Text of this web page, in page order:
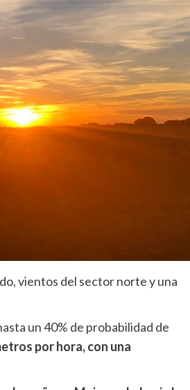
vientos del sector norte y una
un 40% de probabilidad de
por hora, con una